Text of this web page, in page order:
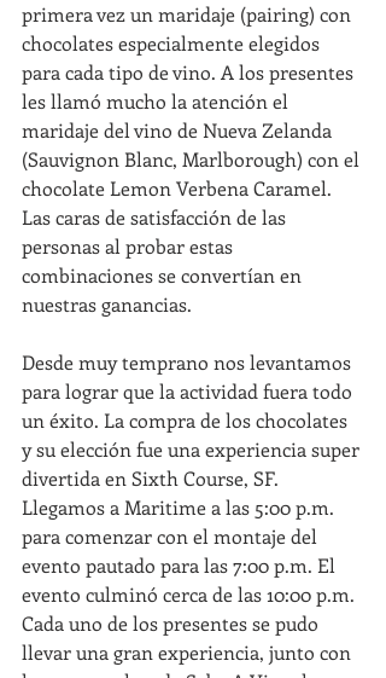
primera vez un maridaje (pairing) con
chocolates especialmente elegidos
para cada tipo de vino. A los presentes
les llamó mucho la atención el
maridaje del vino de Nueva Zelanda
(Sauvignon Blanc, Marlborough) con el
chocolate Lemon Verbena Caramel.
Las caras de satisfacción de las
personas al probar estas
combinaciones se convertían en
nuestras ganancias.
Desde muy temprano nos levantamos
para lograr que la actividad fuera todo
un éxito. La compra de los chocolates
y su elección fue una experiencia super
divertida en Sixth Course, SF.
Llegamos a Maritime a las 5:00 p.m.
para comenzar con el montaje del
evento pautado para las 7:00 p.m. El
evento culminó cerca de las 10:00 p.m.
Cada uno de los presentes se pudo
llevar una gran experiencia, junto con